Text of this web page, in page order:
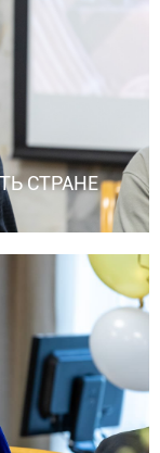
СТРАНЕ